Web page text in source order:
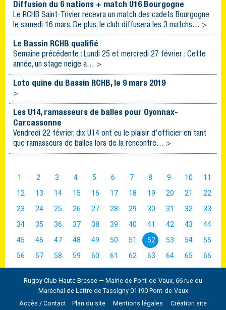
Diffusion du 6 nations + match U16 Bourgogne
Le RCHB Saint-Trivier recevra un match des cadets Bourgogne
le samedi 16 mars. De plus, le club diffusera les 3 matchs… >
Le Bassin RCHB qualifié
Semaine précédente : Lundi 25 et mercredi 27 février : Cette
année, un stage neige a… >
Loto quine du Bassin RCHB, le 9 mars 2019
>
Les U14, ramasseurs de balles pour Oyonnax-
Carcassonne
Vendredi 22 février, dix U14 ont eu le plaisir d'officier en tant
que ramasseurs de balles lors de la rencontre… >
1 2 3 4 5 6 7 8 9 10
11
12
13 14 15 16 17 18 19 20 21
22
23
24 25 26 27 28 29 30 31 32
33
34
35 36 37 38 39 40 41 42 43
44
45
46 47 48 49 50 51 52 53 54
55
56
57 58 59 60 61 62 63 64 65 66
Rugby Club Haute Bresse — Mairie de Pont-de-Vaux, 66 rue du
Maréchal de Lattre de Tassigny 01190 Pont-de-Vaux
Accès / Contact
Plan du site Mentions légales
Création site